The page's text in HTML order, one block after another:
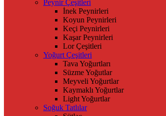
Peynir Çeşitleri
İnek Peynirleri
Koyun Peynirleri
Keçi Peynirleri
Kaşar Peynirleri
Lor Çeşitleri
Yoğurt Çeşitleri
Tava Yoğurtları
Süzme Yoğutlar
Meyveli Yoğurtlar
Kaymaklı Yoğurtlar
Light Yoğurtlar
Soğuk Tatlılar